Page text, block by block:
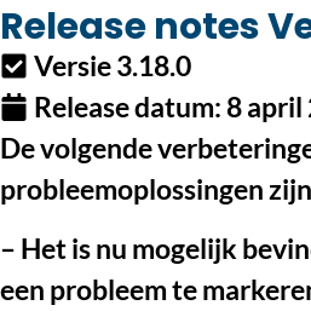
Release notes
Versie 3.18.0
Release datum: 8 april
De volgende
probleemoplossingen
– Het is nu mogelijk
een probleem te